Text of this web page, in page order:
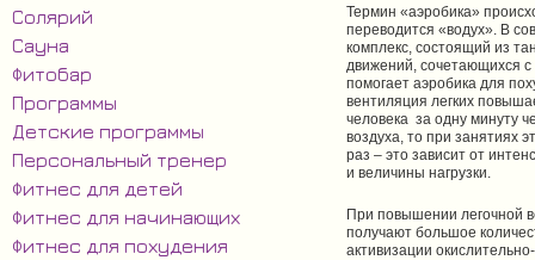
Солярий
Сауна
Фитобар
Программы
Детские программы
Персональный тренер
Фитнес для детей
Фитнес для начинающих
Фитнес для похудения
Термин «аэробика»
переводится «водух». В
комплекс, состоящий из
движений, сочетающихся
помогает аэробика для
вентиляция легких
человека за одну минуту
воздуха, то при занятиях
раз – это зависит от
и величины нагрузки.
При повышении легочной
получают большое
активизации